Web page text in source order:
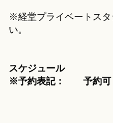
※経堂プライベートスタ
い。
スケジュール
※予約表記： 予